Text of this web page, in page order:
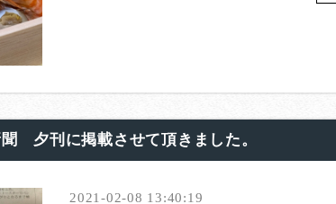
夕刊に掲載させて頂きました。
2021-02-08 13:40:19